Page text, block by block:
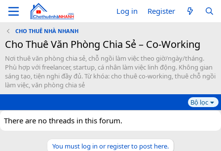
Log in Register
CHO THUÊ NHÀ NHANH
Cho Thuê Văn Phòng Chia Sẻ – Co-Working
Nơi thuê văn phòng chia sẻ, chỗ ngồi làm việc theo giờ/ngày/tháng.
Phù hợp với freelancer, startup, cá nhân làm việc linh động. Không gian
sáng tạo, tiện nghi đầy đủ. Từ khóa: cho thuê co-working, thuê chỗ ngồi
làm việc, văn phòng chia sẻ
Bộ lọc
There are no threads in this forum.
You must log in or register to post here.